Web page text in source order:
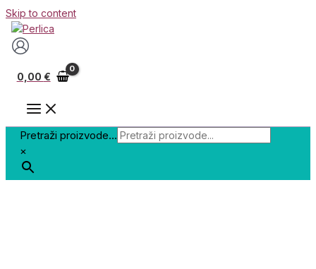
Skip to content
0,00 €
Pretraži proizvode...
×